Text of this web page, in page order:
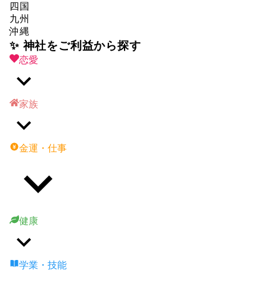
四国
九州
沖縄
✨ 神社をご利益から探す
恋愛
家族
金運・仕事
健康
学業・技能